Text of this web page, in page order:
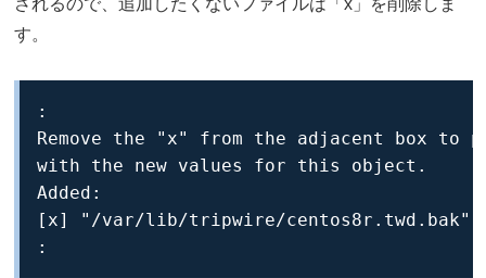
す。
:
Remove the "x" from the adjacent box to
with the new values for this object.
Added:
[x] "/var/lib/tripwire/centos8r.twd.bak"
: